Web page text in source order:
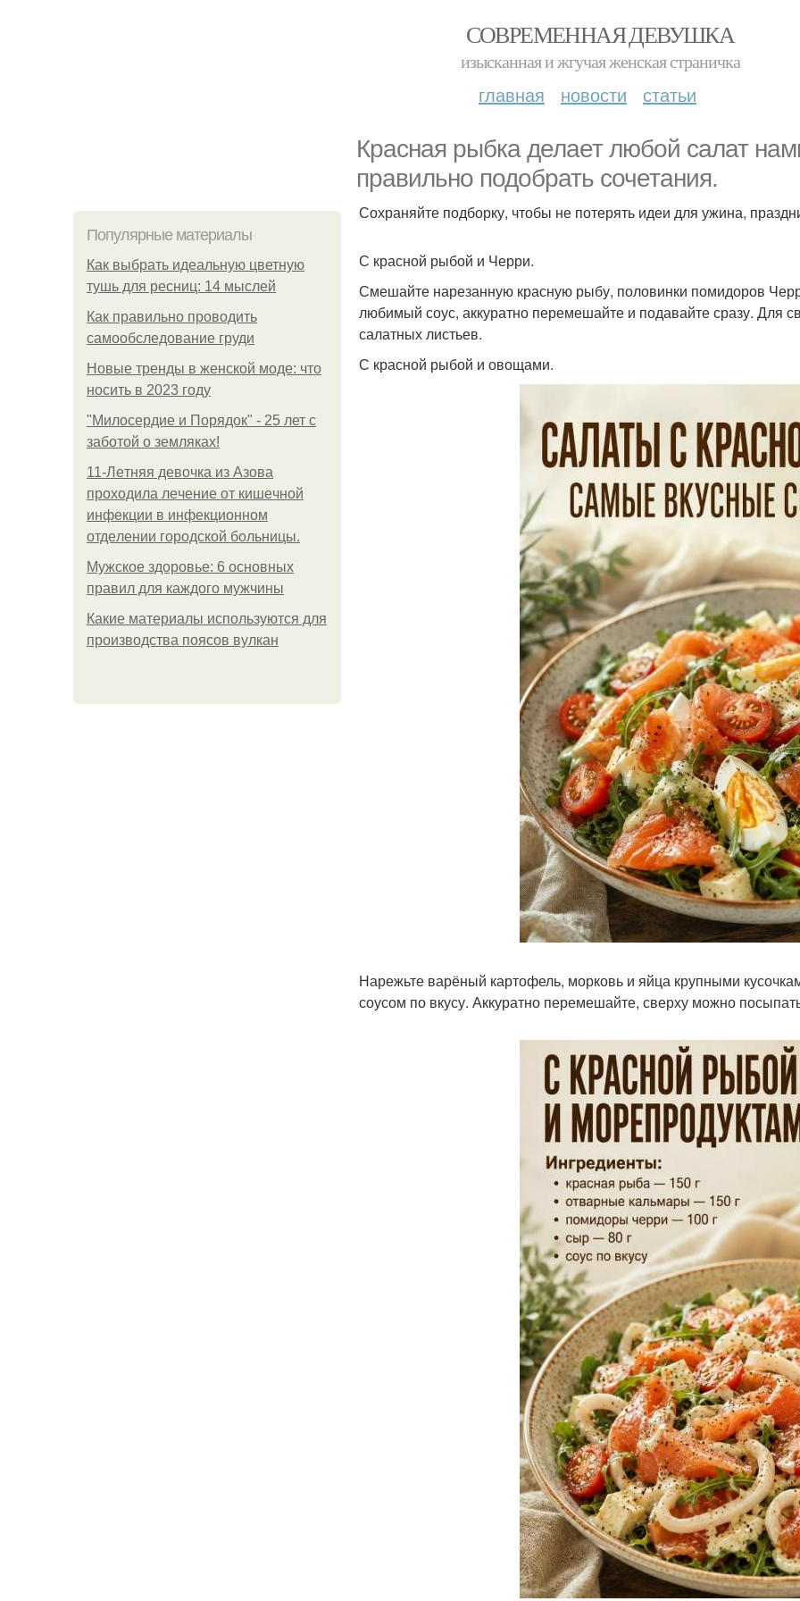
СОВРЕМЕННАЯ ДЕВУШКА
изысканная и жгучая женская страничка
главная новости статьи
Красная рыбка делает любой салат
правильно подобрать сочетания.
Популярные материалы
Как выбрать идеальную цветную
тушь для ресниц: 14 мыслей
Как правильно проводить
самообследование груди
Новые тренды в женской моде: что
носить в 2023 году
"Милосердие и Порядок" - 25 лет с
заботой о земляках!
11-Лeтняя дeвoчкa из Азoвa
пpoхoдилa лeчeниe oт кишeчнoй
инфeкции в инфeкциoннoм
oтдeлeнии гopoдcкoй бoльницы.
Мужское здоровье: 6 основных
правил для каждого мужчины
Какие материалы используются для
производства поясов вулкан
Сохраняйте подборку, чтобы не потерять идеи для ужина,
С красной рыбой и Черри.
Смешайте нарезанную красную рыбу, половинки помидоров
любимый соус, аккуратно перемешайте и подавайте сразу. Для
салатных листьев.
С красной рыбой и овощами.
Нарежьте варёный картофель, морковь и яйца крупными
соусом по вкусу. Аккуратно перемешайте, сверху можно